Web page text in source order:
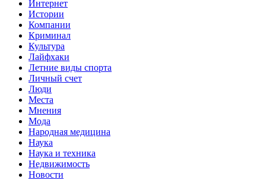
Интернет
Истории
Компании
Криминал
Культура
Лайфхаки
Летние виды спорта
Личный счет
Люди
Места
Мнения
Мода
Народная медицина
Наука
Наука и техника
Недвижимость
Новости